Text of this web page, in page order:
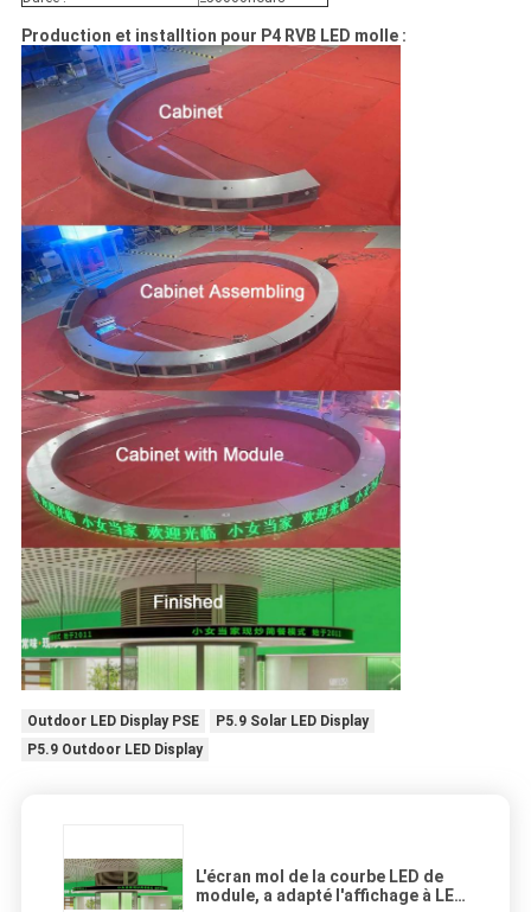
Production et installtion pour P4 RVB LED molle :
Outdoor LED Display PSE
P5.9 Solar LED Display
P5.9 Outdoor LED Display
L'écran mol de la courbe LED de
module, a adapté l'affichage à LED